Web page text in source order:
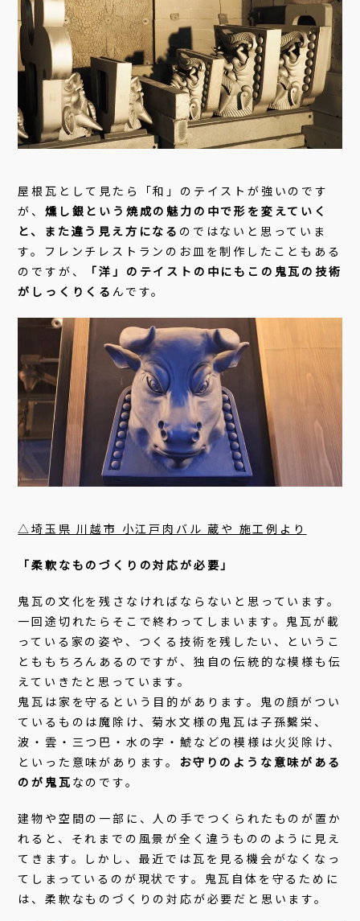
屋根瓦として見たら「和」のテイストが強いのです
が、 燻し銀という焼成の魅力の中で形を変えていく
と、また違う見え方になる のではないと思っていま
す。フレンチレストランのお皿を制作したこともある
のですが、
「洋」のテイストの中にもこの鬼瓦の技術
がしっくりくる んです。
△埼玉県 川越市 小江戸肉バル 蔵や 施工例より
「柔軟なものづくりの対応が必要」
鬼瓦の文化を残さなければならないと思っています。
一回途切れたらそこで終わってしまいます。鬼瓦が載
っている家の姿や、つくる技術を残したい、というこ
とももちろんあるのですが、独自の伝統的な模様も伝
えていきたと思っています。
鬼瓦は家を守るという目的があります。鬼の顔がつい
ているものは魔除け、菊水文様の鬼瓦は子孫繫栄、
波・雲・三つ巴・水の字・鯱などの模様は火災除け、
といった意味があります。 お守りのような意味がある
のが鬼瓦 なのです。
建物や空間の一部に、人の手でつくられたものが置か
れると、それまでの風景が全く違うもののように見え
てきます。しかし、最近では瓦を見る機会がなくなっ
てしまっているのが現状です。鬼瓦自体を守るために
は、柔軟なものづくりの対応が必要だと思います。